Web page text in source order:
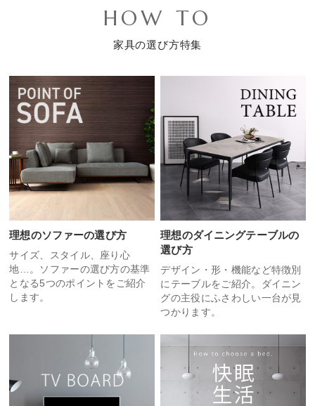
HOW TO
家具の選び方特集
理想のソファーの選び方
サイズ、スタイル、座り心
地…。ソファーの選び方の基準
となる5つのポイントをご紹介
します。
理想のダイニングテーブルの
選び方
デザイン・形・機能など特徴別
にテーブルをご紹介。ダイニン
グの主役にふさわしい一台が見
つかります。